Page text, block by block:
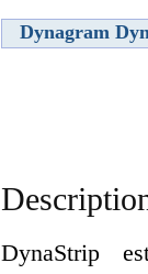
Dynagram
DynaStrip